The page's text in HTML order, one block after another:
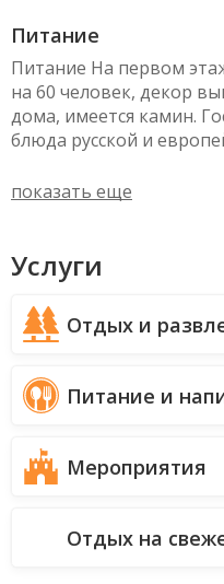
Питание
Питание На первом
на 60 человек, декор
дома, имеется камин.
блюда русской и
показать еще
Услуги
Отдых и
Питание и
Мероприятия
Отдых на